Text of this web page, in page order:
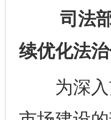
司法部
续优化法
为深入